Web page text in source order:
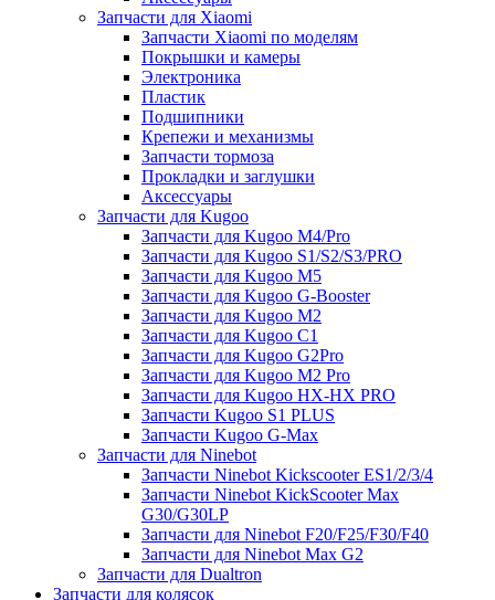
Запчасти для Xiaomi
Запчасти Xiaomi по моделям
Покрышки и камеры
Электроника
Пластик
Подшипники
Крепежи и механизмы
Запчасти тормоза
Прокладки и заглушки
Аксессуары
Запчасти для Kugoo
Запчасти для Kugoo M4/Pro
Запчасти для Kugoo S1/S2/S3/PRO
Запчасти для Kugoo M5
Запчасти для Kugoo G-Booster
Запчасти для Kugoo M2
Запчасти для Kugoo C1
Запчасти для Kugoo G2Pro
Запчасти для Kugoo M2 Pro
Запчасти для Kugoo HX-HX PRO
Запчасти Kugoo S1 PLUS
Запчасти Kugoo G-Max
Запчасти для Ninebot
Запчасти Ninebot Kickscooter ES1/2/3/4
Запчасти Ninebot KickScooter Max
G30/G30LP
Запчасти для Ninebot F20/F25/F30/F40
Запчасти для Ninebot Max G2
Запчасти для Dualtron
Запчасти для колясок